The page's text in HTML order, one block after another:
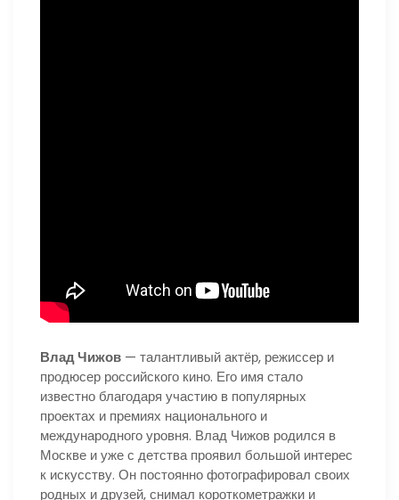
Влад Чижов — талантливый актёр, режиссер и
продюсер российского кино. Его имя стало
известно благодаря участию в популярных
проектах и премиях национального и
международного уровня. Влад Чижов родился в
Москве и уже с детства проявил большой интерес
к искусству. Он постоянно фотографировал своих
родных и друзей, снимал короткометражки и